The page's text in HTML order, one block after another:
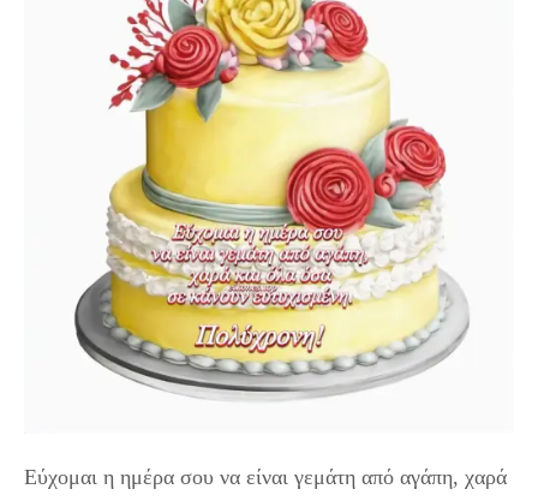
Εύχομαι η ημέρα σου να είναι γεμάτη από αγάπη, χαρά